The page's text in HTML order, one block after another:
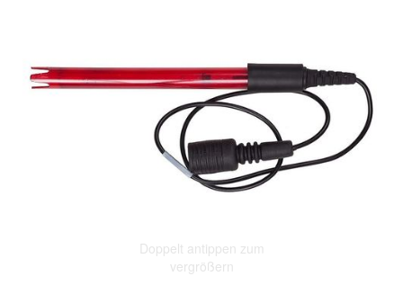
Doppelt antippen zum
vergrößern